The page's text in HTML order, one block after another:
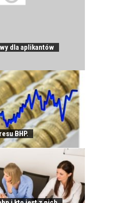
dla aplikantów
BHP.
POWINNO
PIERWSZA!